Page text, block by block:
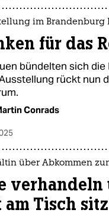
im Brandenburg
für das
bündelten sich
rückt nun
Conrads
über Abkommen
am Tisch